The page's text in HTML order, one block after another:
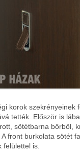
korok
tették. Először is
sötétbarna bőrből,
front burkolata sötét
felülettel is.